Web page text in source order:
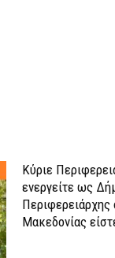
Κύριε
ενεργείτε ως
Περιφερειάρχης
Μακεδονίας